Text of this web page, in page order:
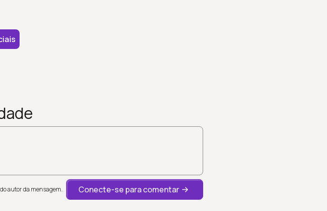
autor da mensagem. Conecte-se para comentar